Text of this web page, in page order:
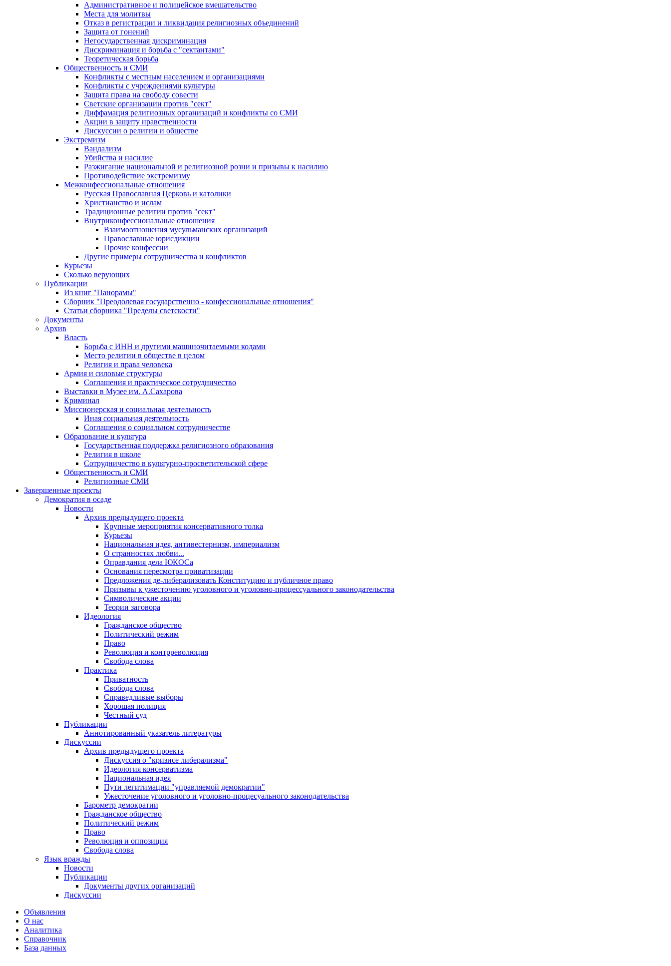
Административное и полицейское вмешательство
Места для молитвы
Отказ в регистрации и ликвидация религиозных объединений
Защита от гонений
Негосударственная дискриминация
Дискриминация и борьба с "сектантами"
Теоретическая борьба
Общественность и СМИ
Конфликты с местным населением и организациями
Конфликты с учреждениями культуры
Защита права на свободу совести
Светские организации против "сект"
Диффамация религиозных организаций и конфликты со СМИ
Акции в защиту нравственности
Дискуссии о религии и обществе
Экстремизм
Вандализм
Убийства и насилие
Разжигание национальной и религиозной розни и призывы к насилию
Противодействие экстремизму
Межконфессиональные отношения
Русская Православная Церковь и католики
Христианство и ислам
Традиционные религии против "сект"
Внутриконфессиональные отношения
Взаимоотношения мусульманских организаций
Православные юрисдикции
Прочие конфессии
Другие примеры сотрудничества и конфликтов
Курьезы
Сколько верующих
Публикации
Из книг "Панорамы"
Сборник "Преодолевая государственно - конфессиональные отношения"
Статьи сборника "Пределы светскости"
Документы
Архив
Власть
Борьба с ИНН и другими машиночитаемыми кодами
Место религии в обществе в целом
Религия и права человека
Армия и силовые структуры
Соглашения и практическое сотрудничество
Выставки в Музее им. А.Сахарова
Криминал
Миссионерская и социальная деятельность
Иная социальная деятельность
Соглашения о социальном сотрудничестве
Образование и культура
Государственная поддержка религиозного образования
Религия в школе
Сотрудничество в культурно-просветительской сфере
Общественность и СМИ
Религиозные СМИ
Завершенные проекты
Демократия в осаде
Новости
Архив предыдущего проекта
Крупные мероприятия консервативного толка
Курьезы
Национальная идея, антивестернизм, империализм
О странностях любви...
Оправдания дела ЮКОСа
Основания пересмотра приватизации
Предложения де-либерализовать Конституцию и публичное право
Призывы к ужесточению уголовного и уголовно-процессуального законодательства
Символические акции
Теории заговора
Идеология
Гражданское общество
Политический режим
Право
Революция и контрреволюция
Свобода слова
Практика
Приватность
Свобода слова
Справедливые выборы
Хорошая полиция
Честный суд
Публикации
Аннотированный указатель литературы
Дискуссии
Архив предыдущего проекта
Дискуссия о "кризисе либерализма"
Идеология консерватизма
Национальная идея
Пути легитимации "управляемой демократии"
Ужесточение уголовного и уголовно-процесуального законодательства
Барометр демократии
Гражданское общество
Политический режим
Право
Революция и оппозиция
Свобода слова
Язык вражды
Новости
Публикации
Документы других организаций
Дискуссии
Объявления
О нас
Аналитика
Справочник
База данных